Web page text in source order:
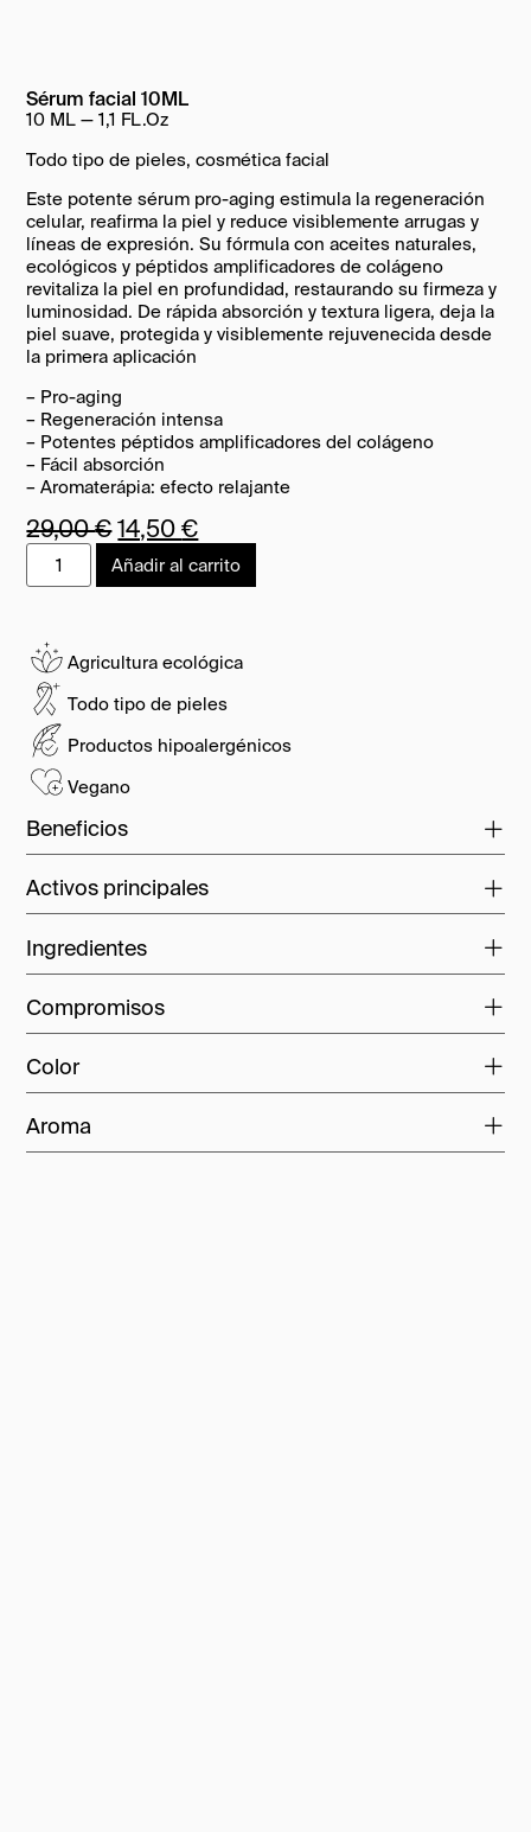
Sérum facial 10ML
10 ML —1,1 FL.Oz
Todo tipo de pieles, cosmética facial
Este potente sérum pro-aging estimula la regeneración
celular, reafirma la piel y reduce visiblemente arrugas y
líneas de expresión. Su fórmula con aceites naturales,
ecológicos y péptidos amplificadores de colágeno
revitaliza la piel en profundidad, restaurando su firmeza y
luminosidad. De rápida absorción y textura ligera, deja la
piel suave, protegida y visiblemente rejuvenecida desde
la primera aplicación
– Pro-aging
– Regeneración intensa
– Potentes péptidos amplificadores del colágeno
– Fácil absorción
– Aromaterápia: efecto relajante
29,00€ 14,50€
Añadir al carrito
Agricultura ecológica
Todo tipo de pieles
Productos hipoalergénicos
Vegano
Beneficios
Activos principales
Ingredientes
Compromisos
Color
Aroma